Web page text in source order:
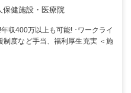
保健施設・医療院
収400万以上も可能! ･ワークライ
度など手当、福利厚生充実 ＜施